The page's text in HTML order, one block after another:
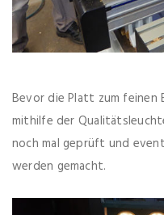
Bevor die Platt zum feinen
mithilfe der
noch mal geprüft und
werden gemacht.